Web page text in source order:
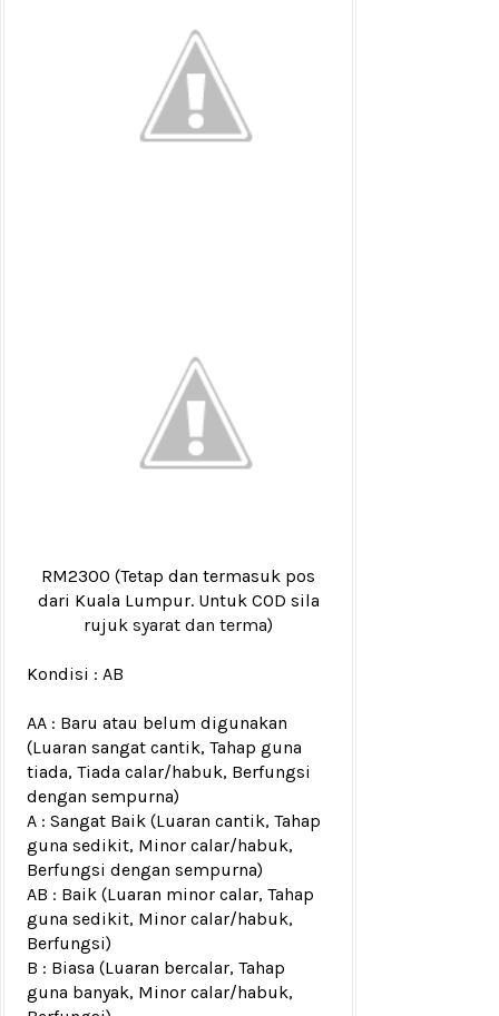
RM2300 (Tetap dan termasuk pos
dari Kuala Lumpur. Untuk COD sila
rujuk syarat dan terma)
Kondisi : AB
AA : Baru atau belum digunakan
(Luaran sangat cantik, Tahap guna
tiada, Tiada calar/habuk, Berfungsi
dengan sempurna)
A : Sangat Baik (Luaran cantik, Tahap
guna sedikit, Minor calar/habuk,
Berfungsi dengan sempurna)
AB : Baik (Luaran minor calar, Tahap
guna sedikit, Minor calar/habuk,
Berfungsi)
B : Biasa (Luaran bercalar, Tahap
guna banyak, Minor calar/habuk,